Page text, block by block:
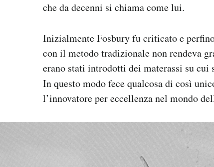
che da decenni si chiama come lui.
Inizialmente Fosbury fu criticato e
con il metodo tradizionale non rendeva
erano stati introdotti dei materassi su cui
In questo modo fece qualcosa di così
l’innovatore per eccellenza nel mondo